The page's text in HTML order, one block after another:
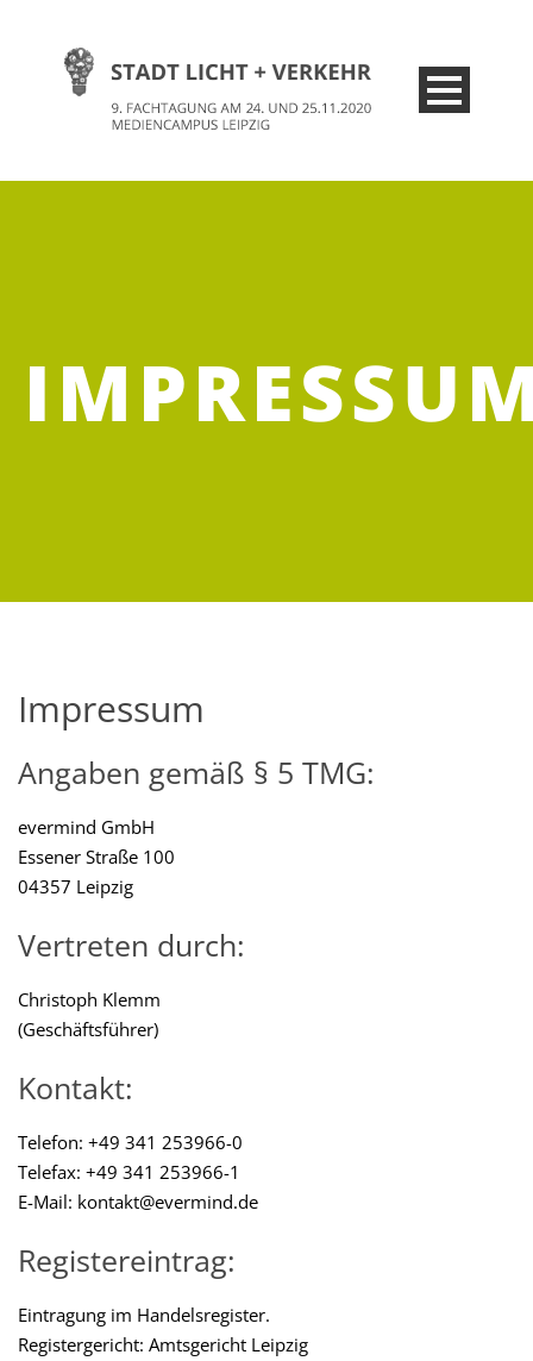
Impressum
Angaben gemäß § 5 TMG:
evermind GmbH
Essener Straße 100
04357 Leipzig
Vertreten durch:
Christoph Klemm
(Geschäftsführer)
Kontakt:
Telefon: +49 341 253966-0
Telefax: +49 341 253966-1
E-Mail: kontakt@evermind.de
Registereintrag:
Eintragung im Handelsregister.
Registergericht: Amtsgericht Leipzig